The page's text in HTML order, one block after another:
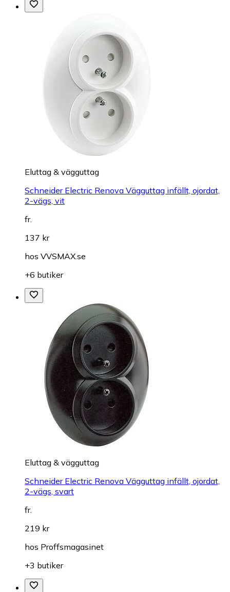
Eluttag & vägguttag
Schneider Electric Renova Vägguttag infällt, ojordat,
2-vägs, vit
fr.
137 kr
hos VVSMAX.se
+6 butiker
Eluttag & vägguttag
Schneider Electric Renova Vägguttag infällt, ojordat,
2-vägs, svart
fr.
219 kr
hos Proffsmagasinet
+3 butiker